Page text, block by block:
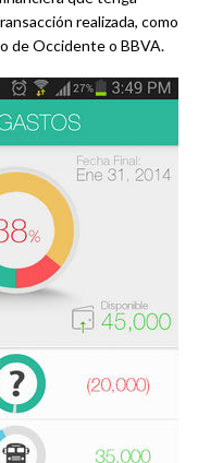
realizada, como
de Occidente o BBVA.